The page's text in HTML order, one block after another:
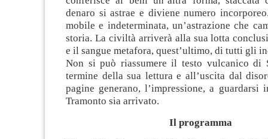
denaro si astrae e diviene numero
mobile e indeterminata, un’astrazione che
storia. La civiltà arriverà alla sua lotta
e il sangue metafora, quest’ultimo, di tutti gli
Non si può riassumere il testo vulcanico di
termine della sua lettura e all’uscita dal
pagine generano, l’impressione, a guardarsi
Tramonto sia arrivato.
Il programma